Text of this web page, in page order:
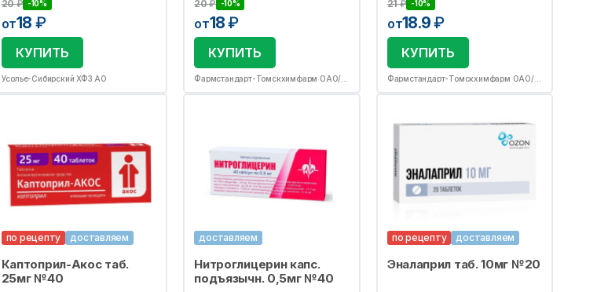
20₽ -10%
от18 ₽
КУПИТЬ
Усолье-Сибирский ХФЗ АО
20₽ -10%
от18₽
КУПИТЬ
21₽ -10%
от18.9₽
КУПИТЬ
Фармстандарт-Томскхимфарм ОАО/пр.Фармстандарт-Лексредства ОАО
по рецепту доставляем
Каптоприл-Акос таб.
25мг №40
доставляем
Нитроглицерин капс.
подъязычн. 0,5мг №40
по рецепту доставляем
Эналаприл таб. 10мг №20